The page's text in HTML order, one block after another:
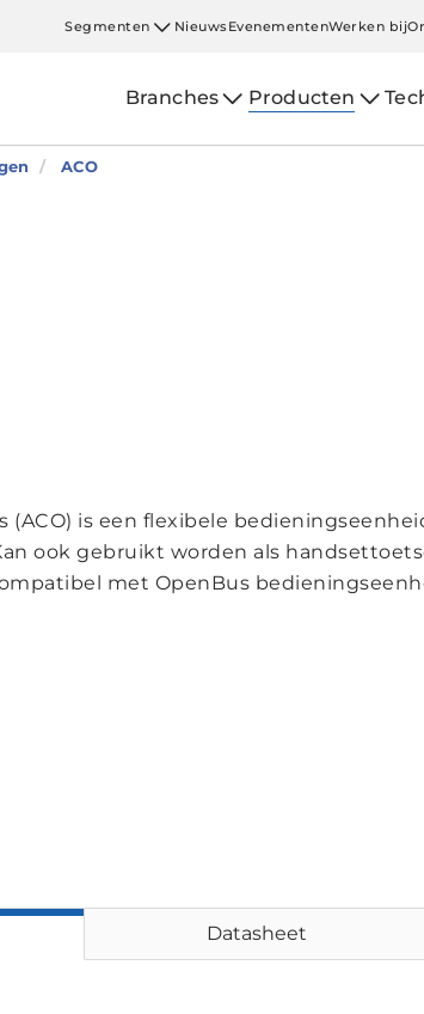
Segmenten NieuwsEvenementenWerken bij
Branches Producten
ACO
is een flexibele
ook gebruikt worden als
met OpenBus
Datasheet